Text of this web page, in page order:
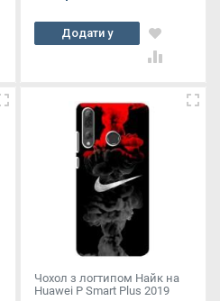
Додати у
кошик
Чохол з логтипом Найк на
Huawei P Smart Plus 2019